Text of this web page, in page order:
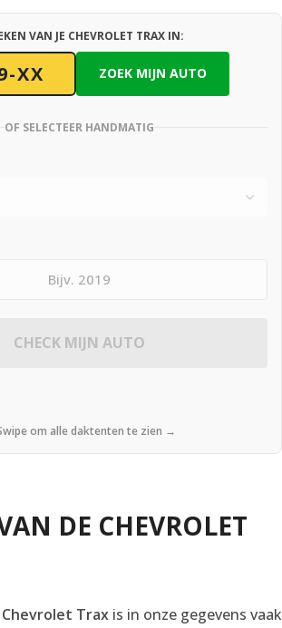
VAN JE CHEVROLET TRAX IN:
ZOEK MIJN AUTO
OF SELECTEER HANDMATIG
CHECK MIJN AUTO
om alle daktenten te zien →
DE CHEVROLET
Chevrolet Trax is in onze gegevens vaak